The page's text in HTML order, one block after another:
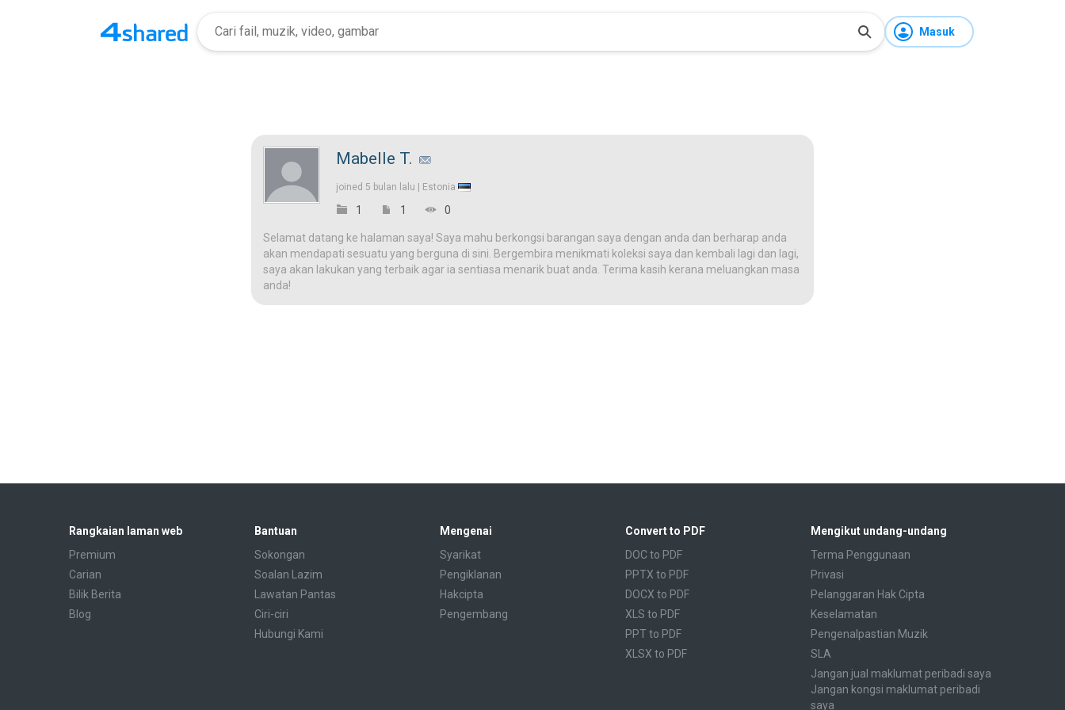
Masuk
Mabelle T.
joined 5 bulan lalu | Estonia
1 1 0
Selamat datang ke halaman saya! Saya mahu berkongsi barangan saya dengan anda dan berharap anda
akan mendapati sesuatu yang berguna di sini. Bergembira menikmati koleksi saya dan kembali lagi dan lagi,
saya akan lakukan yang terbaik agar ia sentiasa menarik buat anda. Terima kasih kerana meluangkan masa
anda!
Rangkaian laman web
Premium
Carian
Bilik Berita
Blog
Bantuan
Sokongan
Soalan Lazim
Lawatan Pantas
Ciri-ciri
Hubungi Kami
Mengenai
Syarikat
Pengiklanan
Hakcipta
Pengembang
Convert to PDF
DOC to PDF
PPTX to PDF
DOCX to PDF
XLS to PDF
PPT to PDF
XLSX to PDF
Mengikut undang-undang
Terma Penggunaan
Privasi
Pelanggaran Hak Cipta
Keselamatan
Pengenalpastian Muzik
SLA
Jangan jual maklumat peribadi saya
Jangan kongsi maklumat peribadi
saya